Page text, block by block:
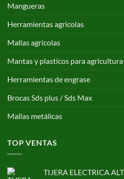
Mangueras
Herramientas agricolas
Mallas agricolas
Mantas y plasticos para agricultura
Herramientas de engrase
Brocas Sds plus / Sds Max
Mallas metálicas
TOP VENTAS
TIJERA ELECTRICA